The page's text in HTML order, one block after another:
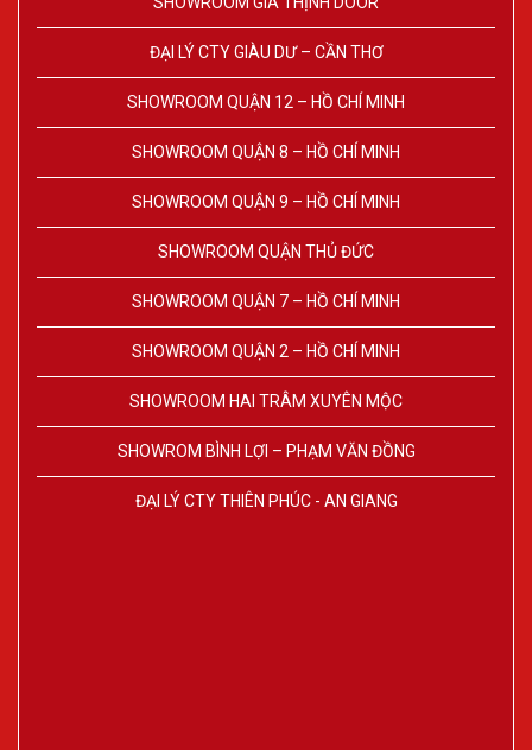
ĐẠI LÝ CTY GIÀU DƯ – CẦN THƠ
SHOWROOM QUẬN 12 – HỒ CHÍ MINH
SHOWROOM QUẬN 8 – HỒ CHÍ MINH
SHOWROOM QUẬN 9 – HỒ CHÍ MINH
SHOWROOM QUẬN THỦ ĐỨC
SHOWROOM QUẬN 7 – HỒ CHÍ MINH
SHOWROOM QUẬN 2 – HỒ CHÍ MINH
SHOWROOM HAI TRÂM XUYÊN MỘC
SHOWROM BÌNH LỢI – PHẠM VĂN ĐỒNG
ĐẠI LÝ CTY THIÊN PHÚC - AN GIANG